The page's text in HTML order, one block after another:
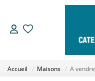
Accueil Maisons A vendre